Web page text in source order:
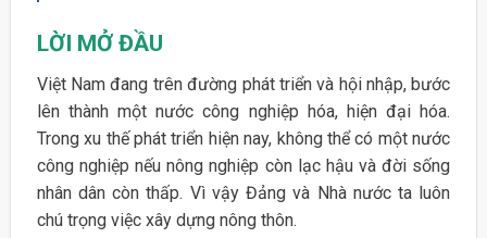
LỜI MỞ ĐẦU
Việt Nam đang trên đường phát triển và hội nhập, bước
lên thành một nước công nghiệp hóa, hiện đại hóa.
Trong xu thế phát triển hiện nay, không thể có một nước
công nghiệp nếu nông nghiệp còn lạc hậu và đời sống
nhân dân còn thấp. Vì vậy Đảng và Nhà nước ta luôn
chú trọng việc xây dựng nông thôn.